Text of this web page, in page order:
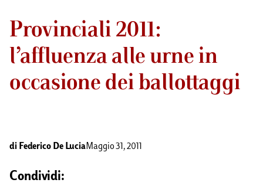
Provinciali 2011:
l’affluenza alle urne in
occasione dei ballottaggi
di Federico De LuciaMaggio 31, 2011
Condividi: